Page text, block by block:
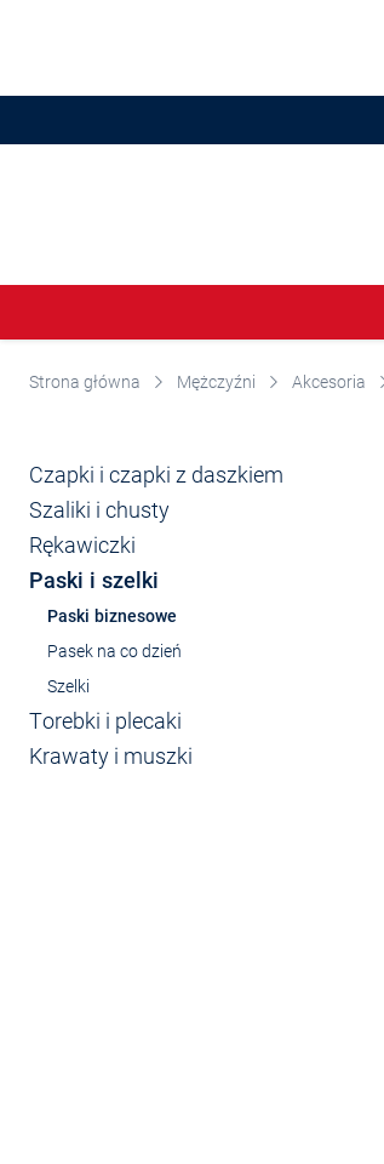
Strona główna Mężczyźni Akcesoria
Czapki i czapki z daszkiem
Szaliki i chusty
Rękawiczki
Paski i szelki
Paski biznesowe
Pasek na co dzień
Szelki
Torebki i plecaki
Krawaty i muszki